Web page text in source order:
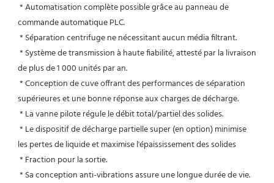
commande automatique PLC.
* Séparation centrifuge ne nécessitant aucun média filtrant.
de plus de 1 000 unités par an.
supérieures et une bonne réponse aux charges de décharge.
* La vanne pilote régule le débit total/partiel des solides.
les pertes de liquide et maximise l'épaississement des solides
* Fraction pour la sortie.
* Sa conception anti-vibrations assure une longue durée de vie.